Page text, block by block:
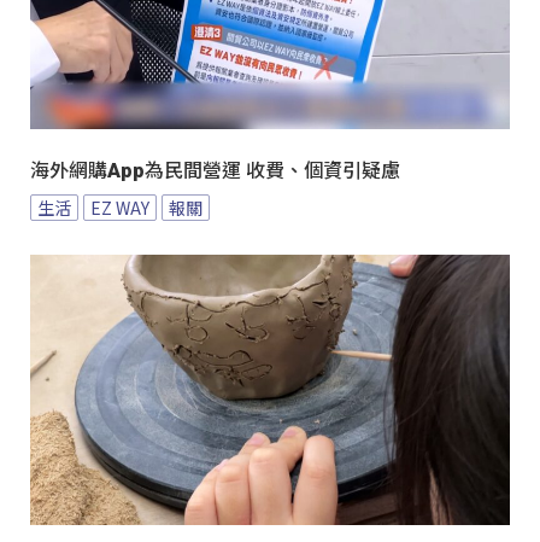
海外網購App為民間營運 收費、個資引疑慮
生活 EZ WAY 報關